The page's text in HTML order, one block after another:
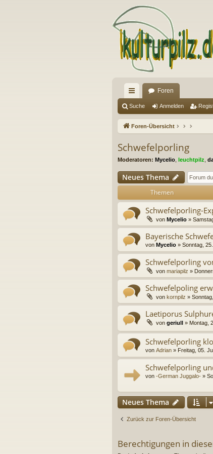
ch
ne
ug
Foren
Suche Anmelden
Foren-Übersicht
Schwefelporling
Moderatoren: Mycelio leuchtpilz
Neues Thema
Themen
Schwefelporling-
von Mycelio »
Bayerische
von Mycelio » Sonntag,
Schwefelporling
von mariapilz »
Schwefelpoling
von kornpilz »
Laetiporus
von geriull » Montag,
Schwefelporling
von Adrian » Freitag, 05.
Schwefelporling
von -German Juggalo- »
Neues Thema
Zurück zur Foren-Übersicht
Berechtigungen in